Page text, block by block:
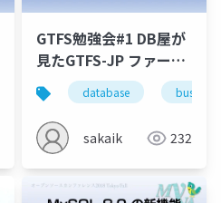
mysql bus rdbms
GTFS勉強会#1 DB屋が
見たGTFS-JP ファース
ト・インプレッション
database bus
sakaik 232